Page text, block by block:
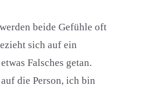
beide Gefühle oft
sich auf ein
Falsches getan.
die Person, ich bin